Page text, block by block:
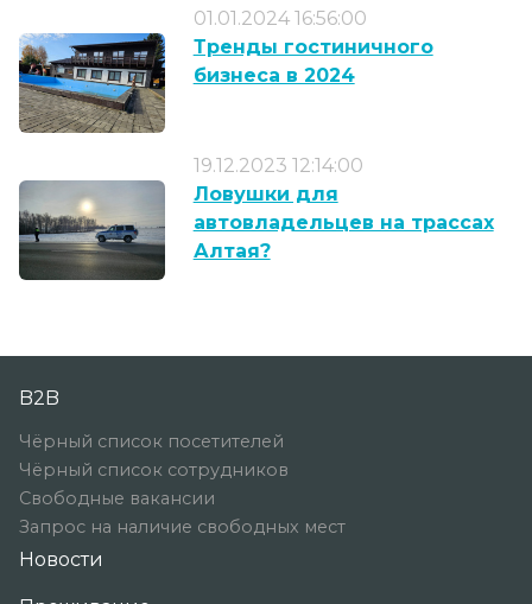
01.01.2024 16:56:00
Тренды гостиничного
бизнеса в 2024
19.12.2023 12:14:00
Ловушки для
автовладельцев на трассах
Алтая?
B2B
Чёрный список посетителей
Чёрный список сотрудников
Свободные вакансии
Запрос на наличие свободных мест
Новости